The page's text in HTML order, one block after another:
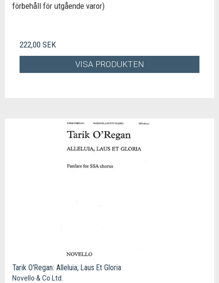
förbehåll för utgående varor)
222,00 SEK
VISA PRODUKTEN
Tarik O'Regan: Alleluia, Laus Et Gloria
Novello & Co Ltd.